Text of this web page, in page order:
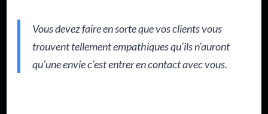
Vous devez faire en sorte que vos clients vous
trouvent tellement empathiques qu’ils n’auront
qu’une envie c’est entrer en contact avec vous.